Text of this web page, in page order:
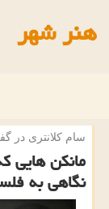
هنر شهر
سام كلانتری در
مانكن هایی
نگاهی به